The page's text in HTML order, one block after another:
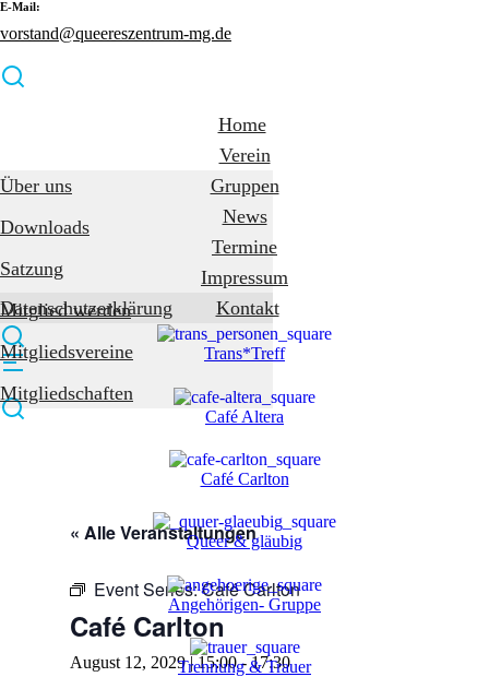
E-Mail:
vorstand@queereszentrum-mg.de
Home
Verein
Über uns
Downloads
Satzung
Mitglied werden
Mitgliedsvereine
Mitgliedschaften
Gruppen
Trans*Treff
Café Altera
Café Carlton
Queer & gläubig
Angehörigen- Gruppe
Trennung & Trauer
News
Termine
Impressum
Datenschutzerklärung
Kontakt
« Alle Veranstaltungen
Event Series:Café Carlton
Café Carlton
August 12, 2029 | 15:00-17:30